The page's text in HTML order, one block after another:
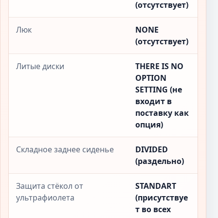
(отсутствует)
Люк
NONE
(отсутствует)
Литые диски
THERE IS NO
OPTION
SETTING (не
входит в
поставку как
опция)
Складное заднее сиденье
DIVIDED
(раздельно)
Защита стёкол от
ультрафиолета
STANDART
(присутствуе
т во всех